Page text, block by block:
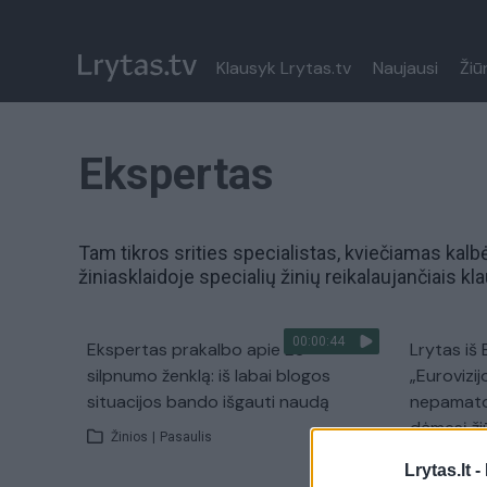
Lrytas.lt -
Klausyk Lrytas.tv Naujausi
Ekspertas
Tam tikros srities specialistas, kviečiamas
žiniasklaidoje specialių žinių reikalaujančiais
00:00:44
Ekspertas prakalbo apie ES
silpnumo ženklą: iš labai blogos
situacijos bando išgauti naudą
Žinios Pasaulis
Lrytas iš
dėmesį